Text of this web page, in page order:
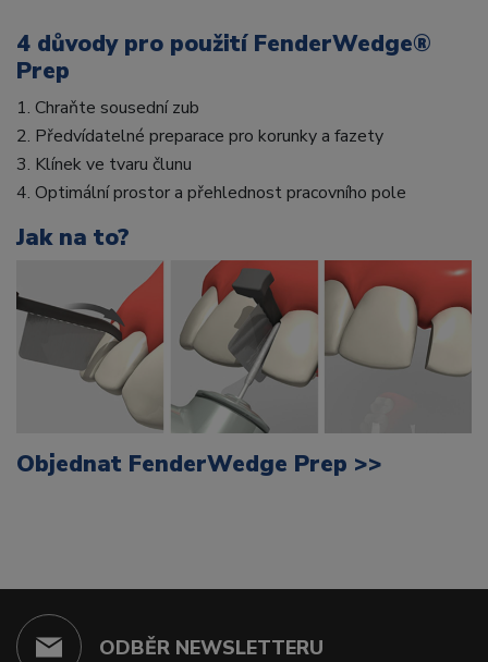
4 důvody pro použití FenderWedge®
Prep
1. Chraňte sousední zub
2. Předvídatelné preparace pro korunky a fazety
3. Klínek ve tvaru člunu
4. Optimální prostor a přehlednost pracovního pole
Jak na to?
Objednat FenderWedge Prep >>
ODBĚR NEWSLETTERU